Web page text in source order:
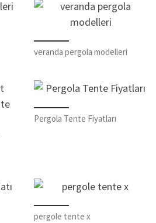
veranda pergola modelleri
Pergola Tente Fiyatları
pergole tente x